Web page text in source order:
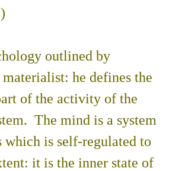
outlined by
he defines the
of the activity of the
The mind is a system
which is self-regulated to
it is the inner state of